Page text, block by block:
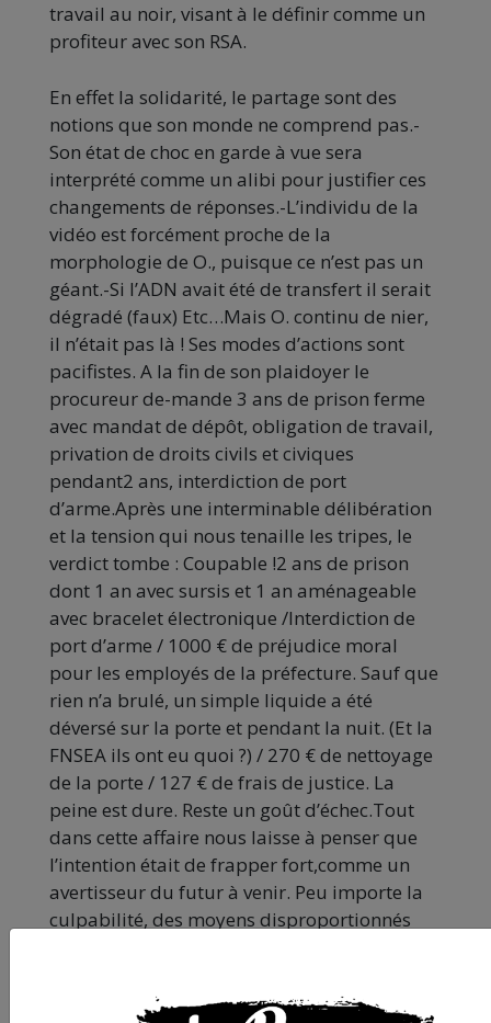
travail au noir, visant à le définir comme un
profiteur avec son RSA.
En effet la solidarité, le partage sont des
notions que son monde ne comprend pas.-
Son état de choc en garde à vue sera
interprété comme un alibi pour justifier ces
changements de réponses.-L’individu de la
vidéo est forcément proche de la
morphologie de O., puisque ce n’est pas un
géant.-Si l’ADN avait été de transfert il serait
dégradé (faux) Etc…Mais O. continu de nier,
il n’était pas là ! Ses modes d’actions sont
pacifistes. A la fin de son plaidoyer le
procureur de-mande 3 ans de prison ferme
avec mandat de dépôt, obligation de travail,
privation de droits civils et civiques
pendant2 ans, interdiction de port
d’arme.Après une interminable délibération
et la tension qui nous tenaille les tripes, le
verdict tombe : Coupable !2 ans de prison
dont 1 an avec sursis et 1 an aménageable
avec bracelet électronique /Interdiction de
port d’arme / 1000 € de préjudice moral
pour les employés de la préfecture. Sauf que
rien n’a brulé, un simple liquide a été
déversé sur la porte et pendant la nuit. (Et la
FNSEA ils ont eu quoi ?) / 270 € de nettoyage
de la porte / 127 € de frais de justice. La
peine est dure. Reste un goût d’échec.Tout
dans cette affaire nous laisse à penser que
l’intention était de frapper fort,comme un
avertisseur du futur à venir. Peu importe la
culpabilité, des moyens disproportionnés
le fond, peu importe de mettre un homme en